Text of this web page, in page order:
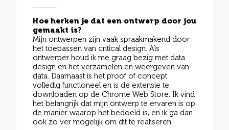
Hoe herken je dat een ontwerp door jou
gemaakt is?
Mijn ontwerpen zijn vaak spraakmakend door
het toepassen van critical design. Als
ontwerper houd ik me graag bezig met data
design en het verzamelen en weergeven van
data. Daarnaast is het proof of concept
volledig functioneel en is de extensie te
downloaden op de Chrome Web Store. Ik vind
het belangrijk dat mijn ontwerp te ervaren is op
de manier waarop het bedoeld is, en ik ga dan
ook zo ver mogelijk om dit te realiseren.